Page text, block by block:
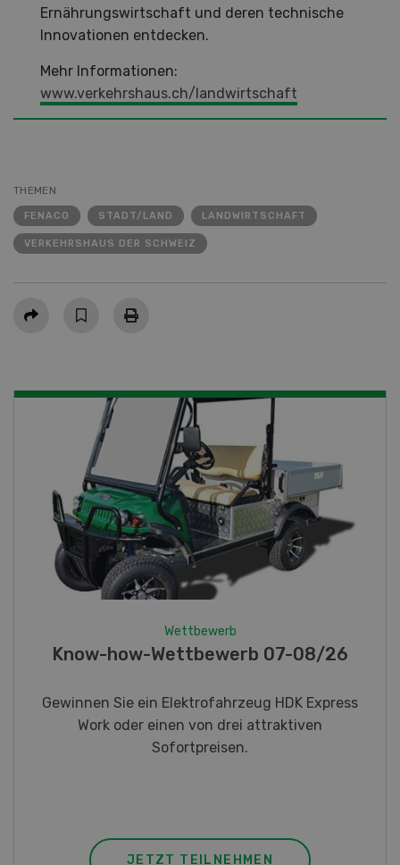
Ernährungswirtschaft und deren technische
Innovationen entdecken.
Mehr Informationen:
www.verkehrshaus.ch/landwirtschaft
THEMEN
FENACO STADT/LAND LANDWIRTSCHAFT
VERKEHRSHAUS DER SCHWEIZ
Teilen
Fotorätsel 07-08/26
Gewinnen Sie eines von fünf LANDI
Taschenmessern
JETZT TEILNEHMEN